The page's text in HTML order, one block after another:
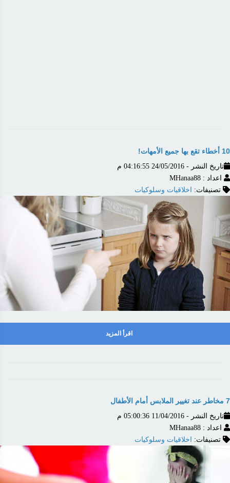
10 أخطاء تقع بها جميع الأمهات!
تاريخ النشر - 24/05/2016 04:16:55 م
اعداد : MHanaa88
تصنيفات:
اخلاقيات وسلوكيات
اقرأ المزيد
7 مخاطر عند تغيير الملابس أمام الأطفال
تاريخ النشر - 11/04/2016 05:00:36 م
اعداد : MHanaa88
تصنيفات:
اخلاقيات وسلوكيات